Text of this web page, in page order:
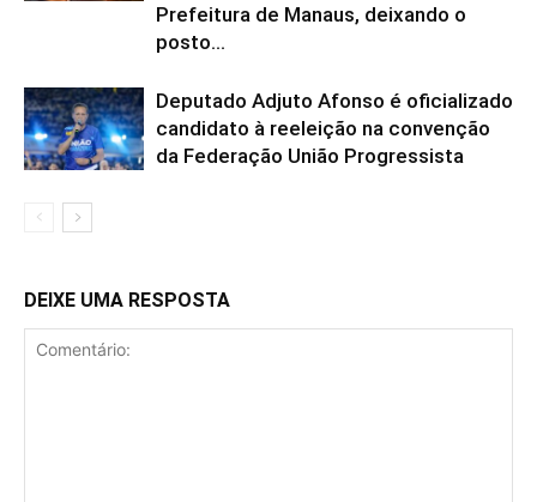
Prefeitura de Manaus, deixando o
posto...
Deputado Adjuto Afonso é oficializado
candidato à reeleição na convenção
da Federação União Progressista
DEIXE UMA RESPOSTA